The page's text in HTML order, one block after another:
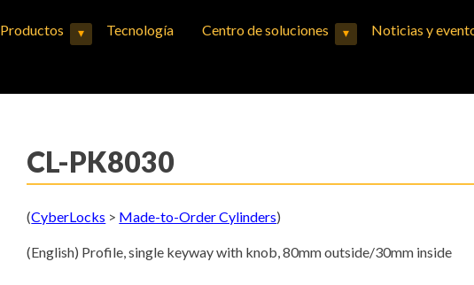
Productos ▾Expand child menuTecnología Centro de soluciones ▾Expand child menuNoticias y
CL-PK8030
(CyberLocks > Made-to-Order Cylinders)
(English) Profile, single keyway with knob, 80mm outside/30mm inside